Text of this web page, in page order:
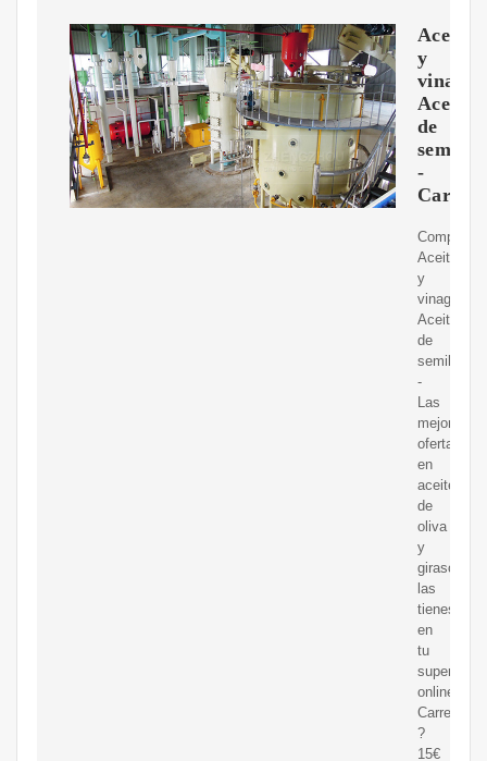
Aceites
y
Aceite
de
semillas
-
Comprar
Aceites
y
vinagres
Aceite
de
semillas
-
Las
mejores
ofertas
en
aceites
de
oliva
y
girasol
las
tienes
en
tu
online
?
15€